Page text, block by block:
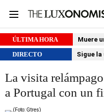
ÚLTIMA HORA
Muere
DIRECTO
Sigue
La visita
a Portugal con un